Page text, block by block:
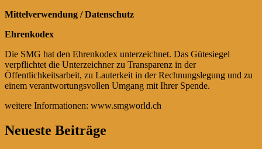
Mittelverwendung / Datenschutz
Ehrenkodex
Die SMG hat den Ehrenkodex unterzeichnet. Das Gütesiegel
verpflichtet die Unterzeichner zu Transparenz in der
Öffentlichkeitsarbeit, zu Lauterkeit in der Rechnungslegung und zu
einem verantwortungsvollen Umgang mit Ihrer Spende.
weitere Informationen: www.smgworld.ch
Primärer
Neueste Beiträge